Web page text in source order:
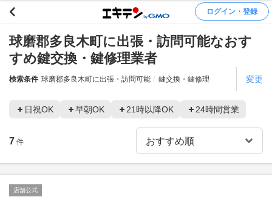
ログイン・登録
球磨郡多良木町に出張・訪問可能なおす
すめ鍵交換・鍵修理業者
検索条件 球磨郡多良木町に出張・訪問可能 鍵交換・鍵修理 変更
日祝OK 早朝OK 21時以降OK 24時間営業
7 件
店舗公式